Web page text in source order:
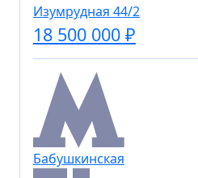
Изумрудная 44/2
18 500 000 ₽
Бабушкинская